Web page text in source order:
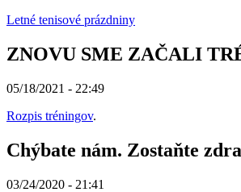
Letné tenisové prázdniny
ZNOVU SME ZAČALI
05/18/2021 - 22:49
Rozpis tréningov.
Chýbate nám. Zostaňte
03/24/2020 - 21:41